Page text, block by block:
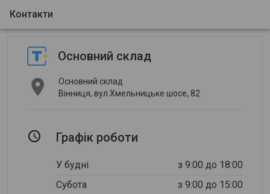
Контакти
Основний склад
Основний склад
Вінниця, вул.Хмельницьке шосе, 82
Графік роботи
У будні
з 9:00 до 18:00
Субота
з 9:00 до 15:00